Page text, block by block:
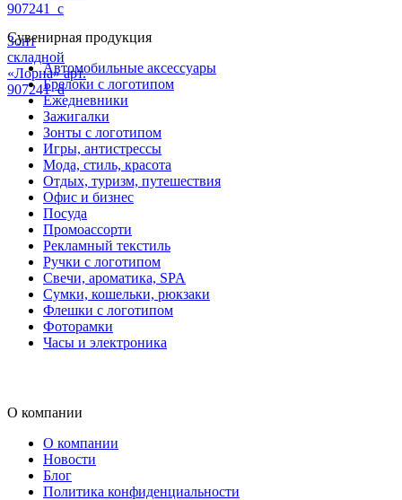
907241_c
Зонт
складной
«Лорна» арт.
907241_d
Сувенирная продукция
Автомобильные аксессуары
Брелоки с логотипом
Ежедневники
Зажигалки
Зонты с логотипом
Игры, антистрессы
Мода, стиль, красота
Отдых, туризм, путешествия
Офис и бизнес
Посуда
Промоассорти
Рекламный текстиль
Ручки с логотипом
Свечи, ароматика, SPA
Сумки, кошельки, рюкзаки
Флешки с логотипом
Фоторамки
Часы и электроника
О компании
О компании
Новости
Блог
Политика конфиденциальности